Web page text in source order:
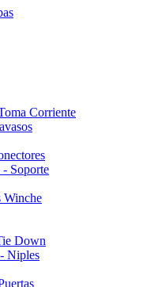
Corriente
- Soporte
Winche
Down
Niples